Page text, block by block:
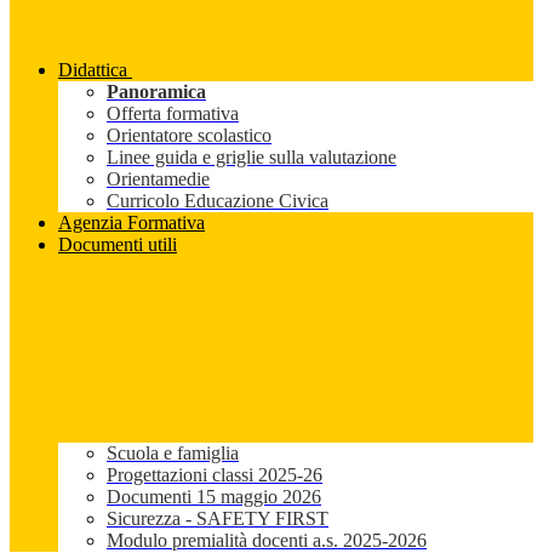
Didattica
Panoramica
Offerta formativa
Orientatore scolastico
Linee guida e griglie sulla valutazione
Orientamedie
Curricolo Educazione Civica
Agenzia Formativa
Documenti utili
Scuola e famiglia
Progettazioni classi 2025-26
Documenti 15 maggio 2026
Sicurezza - SAFETY FIRST
Modulo premialità docenti a.s. 2025-2026